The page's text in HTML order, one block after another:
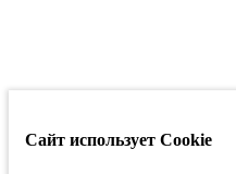
Сайт использует Cookie